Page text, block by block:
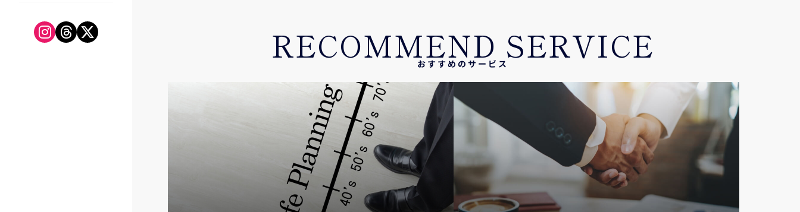
RECOMMEND SERVICE
おすすめのサービス